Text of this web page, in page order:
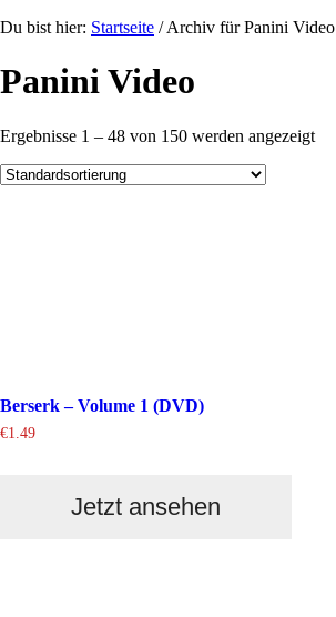
Du bist hier: Startseite /Archiv für Panini Video
Panini Video
Ergebnisse 1 – 48 von 150 werden angezeigt
Berserk – Volume 1 (DVD)
€1.49
Jetzt ansehen